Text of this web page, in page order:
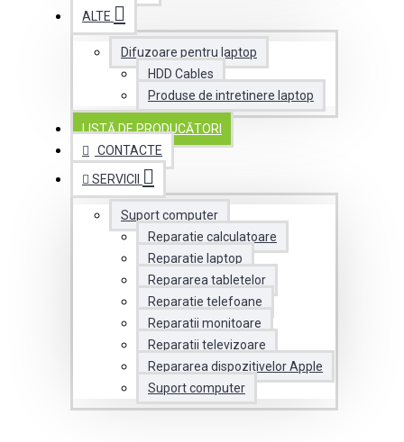
ALTE
Difuzoare pentru laptop
HDD Cables
Produse de intretinere laptop
LISTĂ DE PRODUCĂTORI
CONTACTE
SERVICII
Suport computer
Reparatie calculatoare
Reparatie laptop
Repararea tabletelor
Reparatie telefoane
Reparatii monitoare
Reparatii televizoare
Repararea dispozitivelor Apple
Suport computer